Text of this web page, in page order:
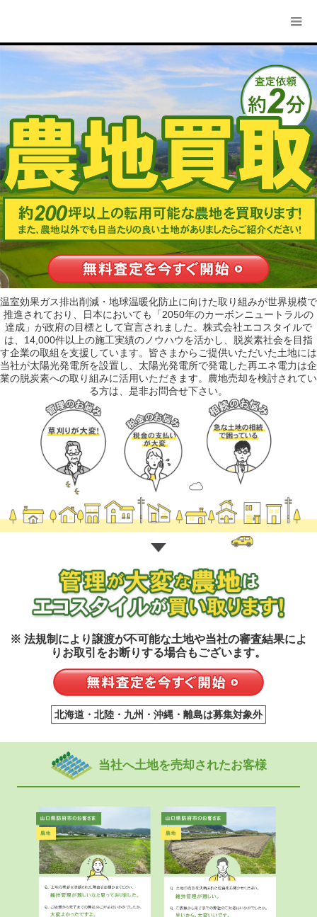
温室効果ガス排出削減・地球温暖化防止に向けた取り組みが世界規模で
推進されており、日本においても「2050年のカーボンニュートラルの
達成」が政府の目標として宣言されました。株式会社エコスタイルで
は、14,000件以上の施工実績のノウハウを活かし、脱炭素社会を目指
す企業の取組を支援しています。皆さまからご提供いただいた土地には
当社が太陽光発電所を設置し、太陽光発電所で発電した再エネ電力は企
業の脱炭素への取り組みに活用いただきます。農地売却を検討されてい
る方は、是非お問合せ下さい。
※ 法規制により譲渡が不可能な土地や当社の審査結果によ
りお取引をお断りする場合もございます。
北海道・北陸・九州・沖縄・離島は募集対象外
当社へ土地を売却されたお客様